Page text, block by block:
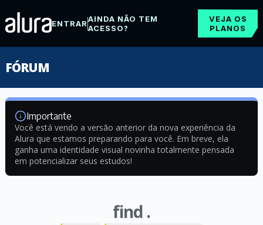
ENTRARAINDA NÃO TEM
ACESSO?
VEJA OS
PLANOS
FÓRUM
Importante
Você está vendo a versão anterior da nova experiência da
Alura que estamos preparando para você. Em breve, ela
ganha uma identidade visual novinha totalmente pensada
em potencializar seus estudos!
find .